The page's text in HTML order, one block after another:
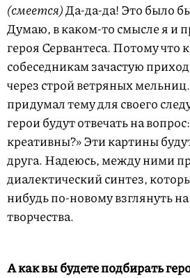
(смеется)Да-да-да! Это было
Думаю, в каком-то смысле я и
героя Сервантеса. Потому что
собеседникам зачастую
через строй ветряных
придумал тему для своего
герои будут отвечать на
креативны?» Эти картины
друга. Надеюсь, между ними
диалектический синтез,
нибудь по-новому взглянуть
творчества.
А как вы будете подбирать